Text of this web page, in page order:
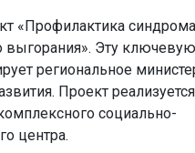
«Профилактика синдрома
выгорания». Эту ключевую
региональное
Проект
социально-
центра.